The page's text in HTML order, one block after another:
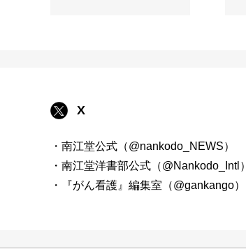
X
・南江堂公式（@nankodo_NEWS）
・南江堂洋書部公式（@Nankodo_Intl）
・『がん看護』編集室（@gankango）